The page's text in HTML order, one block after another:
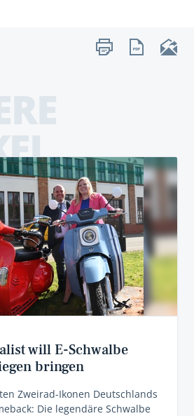
will E-Schwalbe
bringen
Zweirad-Ikonen Deutschlands
Die legendäre Schwalbe